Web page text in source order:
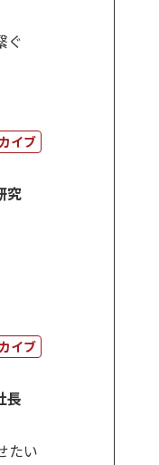
ぐ
イブ
究
イブ
長
たい